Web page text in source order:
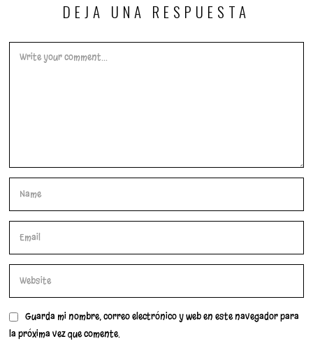
DEJA UNA RESPUESTA
Guarda mi nombre, correo electrónico y web en este navegador para
la próxima vez que comente.